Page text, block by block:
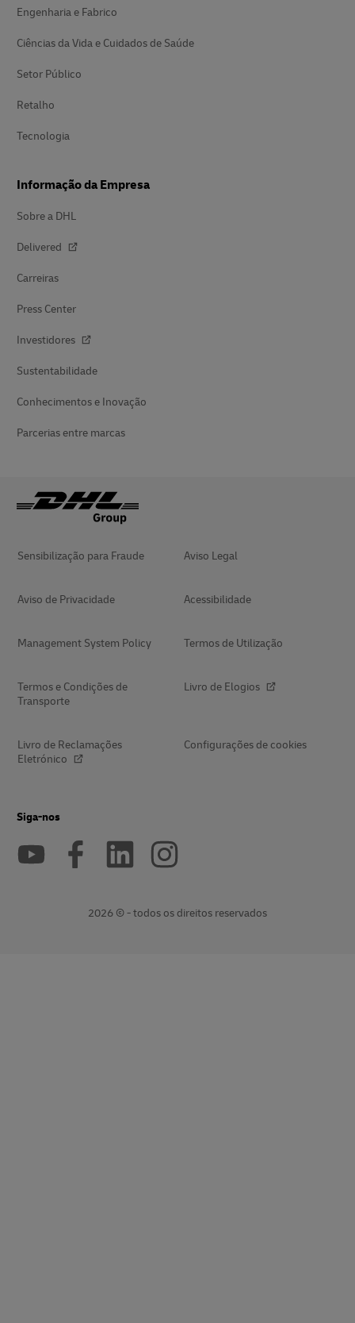
Engenharia e Fabrico
Ciências da Vida e Cuidados de Saúde
Setor Público
Retalho
Tecnologia
Informação da Empresa
Sobre a DHL
Delivered
Carreiras
Press Center
Investidores
Sustentabilidade
Conhecimentos e Inovação
Parcerias entre marcas
Sensibilização para Fraude Aviso Legal
Aviso de Privacidade Acessibilidade
Management System Policy Termos de Utilização
Termos e Condições de
Transporte
Livro de Elogios
Livro de Reclamações
Eletrónico
Configurações de cookies
Siga-nos
2026 © - todos os direitos reservados